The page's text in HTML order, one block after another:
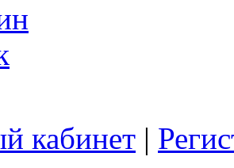
кабинет |